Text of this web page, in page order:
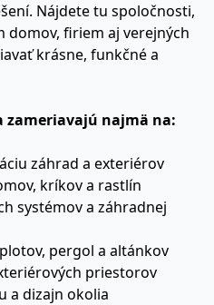
Nájdete tu spoločnosti,
firiem aj verejných
krásne, funkčné a
zameriavajú najmä na:
záhrad a exteriérov
kríkov a rastlín
systémov a záhradnej
pergol a altánkov
priestorov
a dizajn okolia